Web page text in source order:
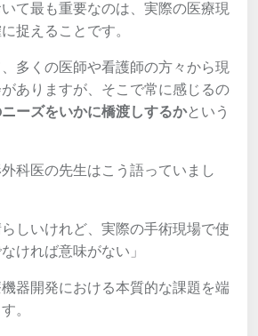
て最も重要なのは、実際の医療現
捉えることです。
多くの医師や看護師の方々から現
ありますが、そこで常に感じるの
ーズをいかに橋渡しするかという
科医の先生はこう語っていまし
らしいけれど、実際の手術現場で使
ければ意味がない」
器開発における本質的な課題を端
。